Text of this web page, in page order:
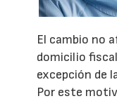
El cambio no
domicilio
excepción de
Por este